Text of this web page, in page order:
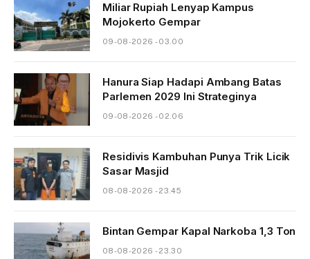
Miliar Rupiah Lenyap Kampus
Mojokerto Gempar
09-08-2026 - 03.00
Hanura Siap Hadapi Ambang Batas
Parlemen 2029 Ini Strateginya
09-08-2026 - 02.06
Residivis Kambuhan Punya Trik Licik
Sasar Masjid
08-08-2026 - 23.45
Bintan Gempar Kapal Narkoba 1,3 Ton
08-08-2026 - 23.30